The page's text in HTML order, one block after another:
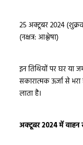
25 अक्टूबर 2024
(नक्षत्र: आश्लेषा)
इन तिथियों पर घर या
सकारात्मक ऊर्जा से
लाता है।
अक्टूबर 2024 में